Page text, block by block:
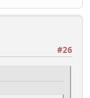
#26